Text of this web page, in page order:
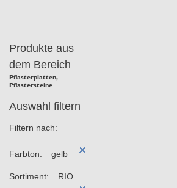
Produkte aus
dem Bereich
Pflasterplatten,
Pflastersteine
Auswahl filtern
Filtern nach:
Farbton: gelb
Sortiment:
RIO